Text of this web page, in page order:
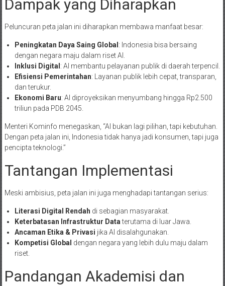
Dampak yang Diharapkan
Peluncuran peta jalan ini diharapkan membawa manfaat besar:
Peningkatan Daya Saing Global : Indonesia bisa bersaing
dengan negara maju dalam riset AI.
Inklusi Digital : AI membantu pelayanan publik di daerah terpencil.
Efisiensi Pemerintahan: Layanan publik lebih cepat, transparan,
dan terukur.
Ekonomi Baru: AI diproyeksikan menyumbang hingga Rp2.500
triliun pada PDB 2045.
Menteri Kominfo menegaskan, “AI bukan lagi pilihan, tapi kebutuhan.
Dengan peta jalan ini, Indonesia tidak hanya jadi konsumen, tapi juga
pencipta teknologi.”
Tantangan Implementasi
Meski ambisius, peta jalan ini juga menghadapi tantangan serius:
Literasi Digital Rendah di sebagian masyarakat.
Keterbatasan Infrastruktur Dataterutama di luar Jawa.
Ancaman Etika & Privasi jika AI disalahgunakan.
Kompetisi Global dengan negara yang lebih dulu maju dalam
riset.
Pandangan Akademisi dan